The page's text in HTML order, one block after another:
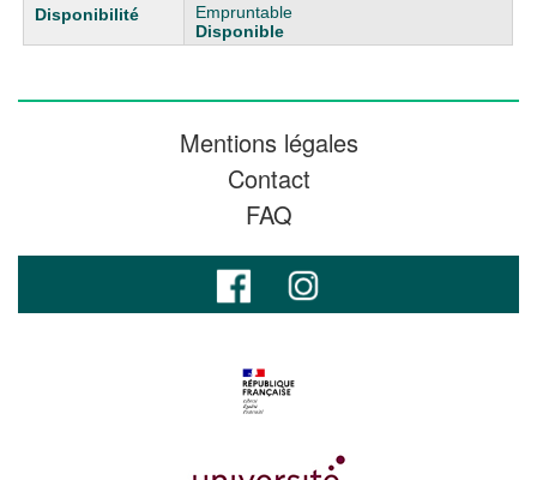
Empruntable
Disponible
Mentions légales
Contact
FAQ